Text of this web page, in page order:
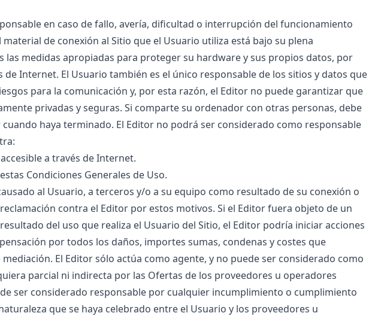
en caso de fallo, avería, dificultad o interrupción del funcionamiento
de conexión al Sitio que el Usuario utiliza está bajo su plena
las medidas apropiadas para proteger su hardware y sus propios datos, por
de Internet. El Usuario también es el único responsable de los sitios y datos que
para la comunicación y, por esta razón, el Editor no puede garantizar que
privadas y seguras. Si comparte su ordenador con otras personas, debe
haya terminado. El Editor no podrá ser considerado como responsable
a través de Internet.
Condiciones Generales de Uso.
al Usuario, a terceros y/o a su equipo como resultado de su conexión o
contra el Editor por estos motivos. Si el Editor fuera objeto de un
del uso que realiza el Usuario del Sitio, el Editor podría iniciar acciones
por todos los daños, importes sumas, condenas y costes que
El Editor sólo actúa como agente, y no puede ser considerado como
parcial ni indirecta por las Ofertas de los proveedores u operadores
ser considerado responsable por cualquier incumplimiento o cumplimiento
que se haya celebrado entre el Usuario y los proveedores u